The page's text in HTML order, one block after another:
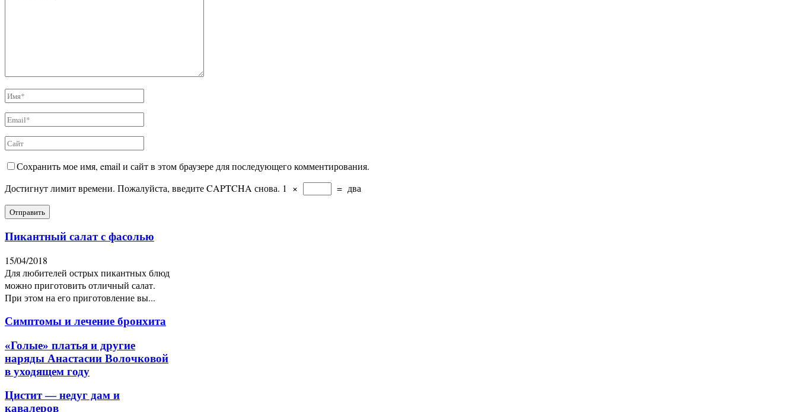
Сохранить мое имя, email и сайт в этом браузере для последующего комментирования.
Достигнут лимит времени. Пожалуйста, введите CAPTCHA снова. 1 × = два
Пикантный салат с фасолью
15/04/2018
Для любителей острых пикантных блюд
можно приготовить отличный салат.
При этом на его приготовление вы...
Симптомы и лечение бронхита
«Голые» платья и другие
наряды Анастасии Волочковой
в уходящем году
Цистит — недуг дам и
кавалеров